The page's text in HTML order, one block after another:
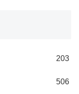
203
506